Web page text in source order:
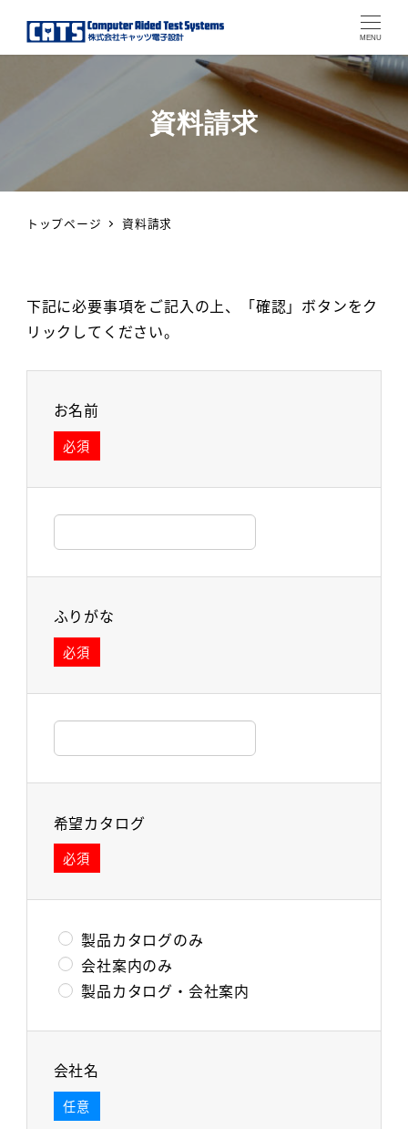
MENU
資料請求
トップページ 資料請求
下記に必要事項をご記入の上、「確認」ボタンをク
リックしてください。
お名前
必須
ふりがな
必須
希望カタログ
必須
製品カタログのみ
会社案内のみ
製品カタログ・会社案内
会社名
任意